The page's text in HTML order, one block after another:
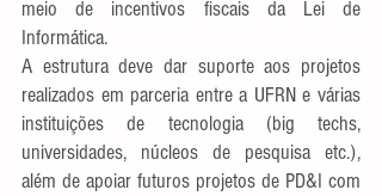
meio de incentivos fiscais da Lei de
Informática.
A estrutura deve dar suporte aos projetos
realizados em parceria entre a UFRN e várias
instituições de tecnologia (big techs,
universidades, núcleos de pesquisa etc.),
além de apoiar futuros projetos de PD&I com